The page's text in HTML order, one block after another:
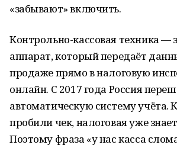
«забывают» включить.
Контрольно-кассовая техника —
аппарат, который передаёт
продаже прямо в налоговую
онлайн. С 2017 года Россия
автоматическую систему учёта.
пробили чек, налоговая уже
Поэтому фраза «у нас касса